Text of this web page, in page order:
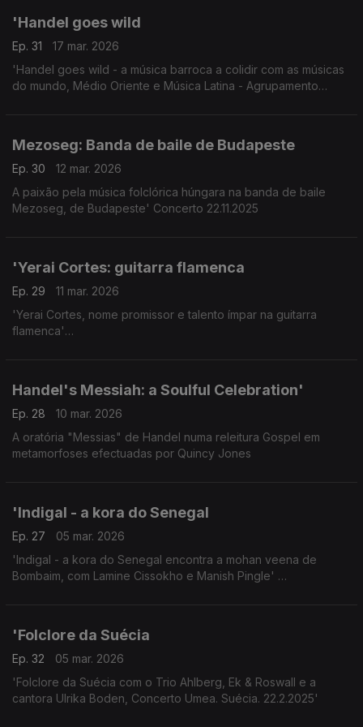
'Handel goes wild
Ep. 31
17 mar. 2026
'Handel goes wild - a música barroca a colidir com as músicas
do mundo, Médio Oriente e Música Latina - Agrupamento
Mezoseg: Banda de baile de Budapeste
Ep. 30
12 mar. 2026
A paixão pela música folclórica húngara na banda de baile
Mezoseg, de Budapeste' Concerto 22.11.2025
'Yerai Cortes: guitarra flamenca
Ep. 29
11 mar. 2026
'Yerai Cortes, nome promissor e talento ímpar na guitarra
flamenca'
Handel's Messiah: a Soulful Celebration'
Ep. 28
10 mar. 2026
A oratória "Messias" de Handel numa releitura Gospel em
metamorfoses efectuadas por Quincy Jones
'Indigal - a kora do Senegal
Ep. 27
05 mar. 2026
'Indigal - a kora do Senegal encontra a mohan veena de
Bombaim, com Lamine Cissokho e Manish Pingle'
'Folclore da Suécia
Ep. 32
05 mar. 2026
'Folclore da Suécia com o Trio Ahlberg, Ek & Roswall e a
cantora Ulrika Boden, Concerto Umea. Suécia. 22.2.2025'